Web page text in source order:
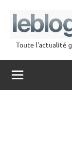
contenu
Toute l'actualité